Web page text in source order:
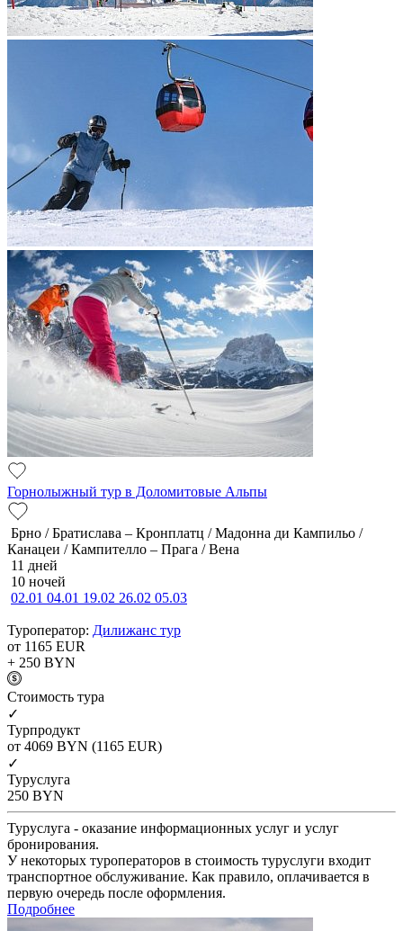
Горнолыжный тур в Доломитовые Альпы
Брно / Братислава – Кронплатц / Мадонна ди Кампильо /
Канацеи / Кампителло – Прага / Вена
11 дней
10 ночей
02.01 04.01 19.02 26.02 05.03
Туроператор: Дилижанс тур
от 1165 EUR
+ 250 BYN
Cтоимость тура
✓
Турпродукт
от 4069 BYN (1165 EUR)
✓
Туруслуга
250 BYN
Туруслуга - оказание информационных услуг и услуг
бронирования.
У некоторых туроператоров в стоимость туруслуги входит
транспортное обслуживание. Как правило, оплачивается в
первую очередь после оформления.
Подробнее